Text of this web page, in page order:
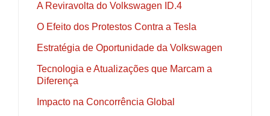
A Reviravolta do Volkswagen ID.4
O Efeito dos Protestos Contra a Tesla
Estratégia de Oportunidade da Volkswagen
Tecnologia e Atualizações que Marcam a
Diferença
Impacto na Concorrência Global